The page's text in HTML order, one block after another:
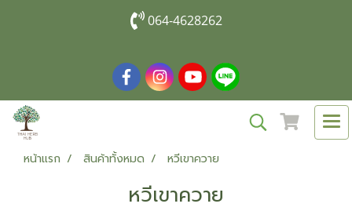
064-4628262
หน้าแรก สินค้าทั้งหมด หวีเขาควาย
หวีเขาควาย